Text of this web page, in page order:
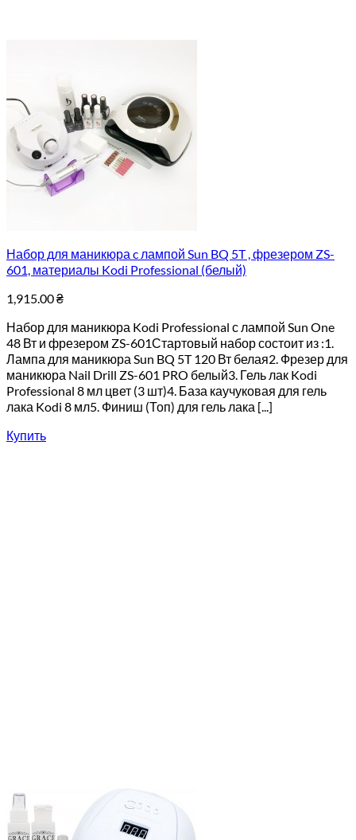
Набор для маникюра c лампой Sun BQ 5T , фрезером ZS-
601, материалы Kodi Professional (белый)
1,915.00₴
Набор для маникюра Kodi Professional с лампой Sun One
48 Вт и фрезером ZS-601Стартовый набор состоит из :1.
Лампа для маникюра Sun BQ 5T 120 Вт белая2. Фрезер для
маникюра Nail Drill ZS-601 PRO белый3. Гель лак Kodi
Professional 8 мл цвет (3 шт)4. База каучуковая для гель
лака Kodi 8 мл5. Финиш (Топ) для гель лака [...]
Купить